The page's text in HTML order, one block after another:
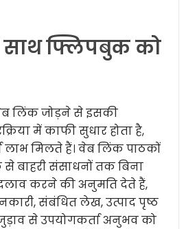
फ्लिपबुक को
लिंक जोड़ने से इसकी
में काफी सुधार होता है,
मिलते हैं। वेब लिंक पाठकों
संसाधनों तक बिना
करने की अनुमति देते हैं,
संबंधित लेख, उत्पाद पृष्ठ
से उपयोगकर्ता अनुभव को